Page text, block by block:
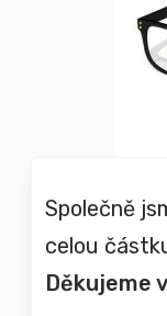
Společně
celou
Děkujeme